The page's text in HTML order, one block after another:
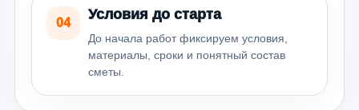
04
Условия до старта
До начала работ фиксируем условия,
материалы, сроки и понятный состав
сметы.